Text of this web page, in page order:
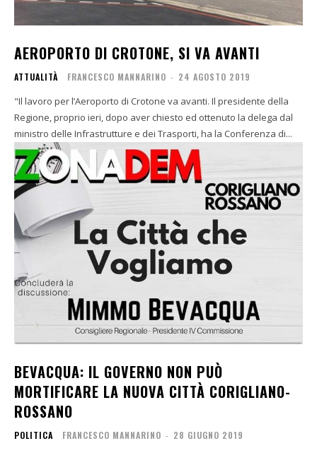
AEROPORTO DI CROTONE, SI VA AVANTI
ATTUALITÀ FRANCESCO MANNARINO - 24 AGOSTO 2019
"Il lavoro per l’Aeroporto di Crotone va avanti. Il presidente della
Regione, proprio ieri, dopo aver chiesto ed ottenuto la delega dal
ministro delle Infrastrutture e dei Trasporti, ha la Conferenza di...
BEVACQUA: IL GOVERNO NON PUÒ
MORTIFICARE LA NUOVA CITTÀ CORIGLIANO-
ROSSANO
POLITICA FRANCESCO MANNARINO - 28 GIUGNO 2019